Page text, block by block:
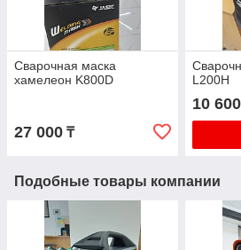
Сварочная маска
хамелеон K800D
27 000 ₸
L200H
10 600
Подобные товары компании